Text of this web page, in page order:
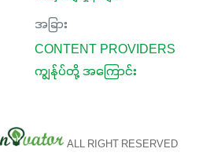
အခြား
CONTENT PROVIDERS
ကျွန်ုပ်တို့ အကြောင်း
ALL RIGHT RESERVED